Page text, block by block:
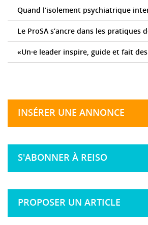
Quand l’isolement psychiatrique
Le ProSA s’ancre dans les pratiques
«Un·e leader inspire, guide et fait
INSÉRER UNE ANNONCE
S'ABONNER À REISO
PROPOSER UN ARTICLE